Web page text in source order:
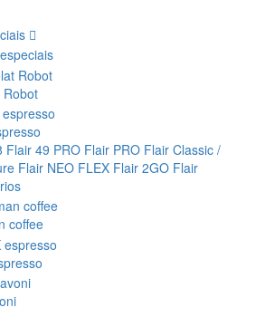
Robot
Flair 49 PRO Flair PRO Flair Classic /
Flair NEO FLEX Flair 2GO Flair
coffee